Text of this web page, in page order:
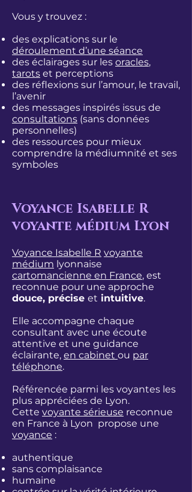
Vous y trouvez :
des explications sur le
déroulement d’une séance
des éclairages sur les oracles,
tarots et perceptions
des réflexions sur l’amour, le travail,
l’avenir
des messages inspirés issus de
consultations (sans données
personnelles)
des ressources pour mieux
comprendre la médiumnité et ses
symboles
Voyance Isabelle R
voyante médium Lyon
Voyance Isabelle R voyante
médium lyonnaise
cartomancienne en France, est
reconnue pour une approche
douce, précise et intuitive.
Elle accompagne chaque
consultant avec une écoute
attentive et une guidance
éclairante, en cabinet ou par
téléphone.
Référencée parmi les voyantes les
plus appréciées de Lyon.
Cette voyante sérieuse reconnue
en France à Lyon propose une
voyance :
authentique
sans complaisance
humaine